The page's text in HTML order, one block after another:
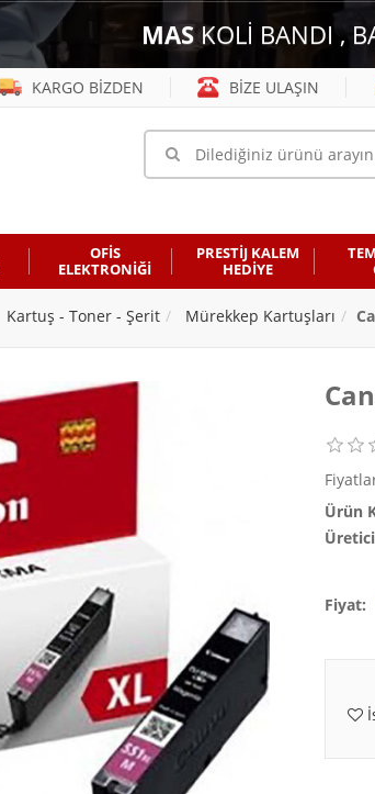
MASKOLİ BANDI ,
KARGO BİZDEN BİZE ULAŞIN
OFİS
ELEKTRONİĞİ
PRESTİJ KALEM
HEDİYE
Kartuş - Toner - Şerit Mürekkep Kartuşları
Ürün
Fiyat: